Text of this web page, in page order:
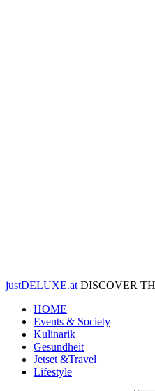
justDELUXE.at DISCOVER
HOME
Events & Society
Kulinarik
Gesundheit
Jetset &Travel
Lifestyle